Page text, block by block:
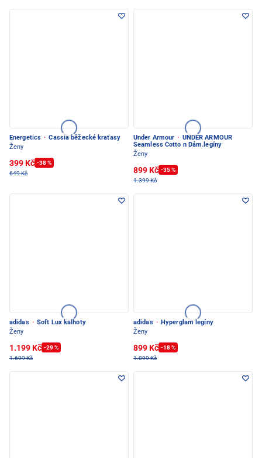
Energetics · Cassia běžecké kraťasy
Ženy
399 Kč -38 %
649 Kč
Under Armour · UNDER ARMOUR
Seamless Cotto n Dám.legíny
Ženy
899 Kč -35 %
1.399 Kč
adidas · Soft Lux kalhoty
Ženy
1.199 Kč -29 %
1.699 Kč
adidas · Hyperglam legíny
Ženy
899 Kč -18 %
1.099 Kč